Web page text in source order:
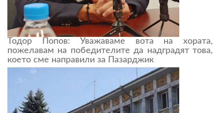
Тодор Попов: Уважаваме вота на хората,
пожелавам на победителите да надградят това,
което сме направили за Пазарджик